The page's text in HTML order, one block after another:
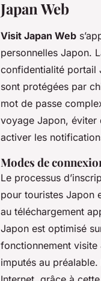
Japan Web
Visit Japan Web
personnelles Japon.
confidentialité portail
sont protégées par
mot de passe
voyage Japon, éviter
activer les
Modes de
Le processus
pour touristes Japon
au téléchargement
Japon est optimisé
fonctionnement visite
imputés au